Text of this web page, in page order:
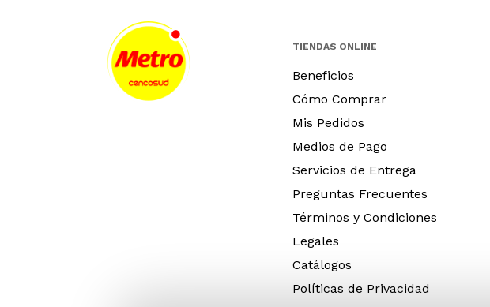
TIENDAS ONLINE
Beneficios
Cómo Comprar
Mis Pedidos
Medios de Pago
Servicios de Entrega
Preguntas Frecuentes
Términos y Condiciones
Legales
Catálogos
Políticas de Privacidad